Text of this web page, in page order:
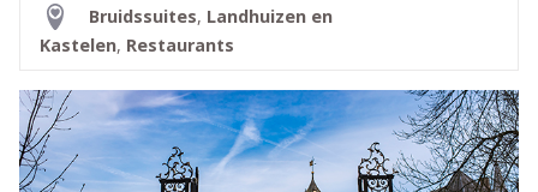
Bruidssuites, Landhuizen en
Kastelen, Restaurants